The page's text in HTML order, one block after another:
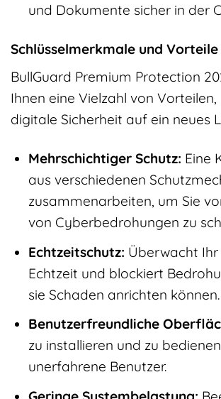
und Dokumente sicher in der
Schlüsselmerkmale und Vorteile
BullGuard Premium Protection
Ihnen eine Vielzahl von Vorteilen,
digitale Sicherheit auf ein neues
Mehrschichtiger Schutz: Eine
aus verschiedenen
zusammenarbeiten, um Sie
von Cyberbedrohungen zu
Echtzeitschutz: Überwacht
Echtzeit und blockiert
sie Schaden anrichten können.
Benutzerfreundliche
zu installieren und zu
unerfahrene Benutzer.